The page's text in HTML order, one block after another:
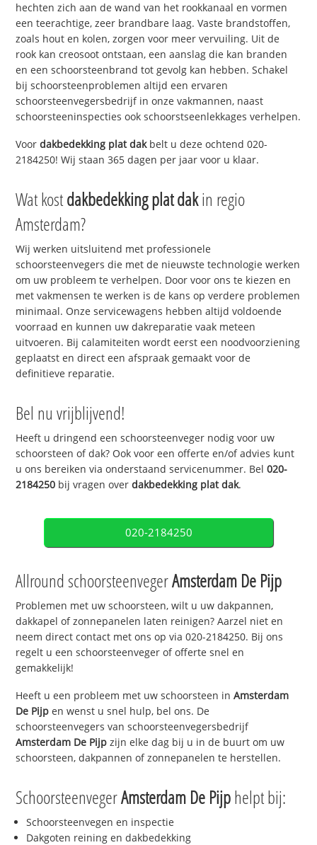
hechten zich aan de wand van het rookkanaal en vormen
een teerachtige, zeer brandbare laag. Vaste brandstoffen,
zoals hout en kolen, zorgen voor meer vervuiling. Uit de
rook kan creosoot ontstaan, een aanslag die kan branden
en een schoorsteenbrand tot gevolg kan hebben. Schakel
bij schoorsteenproblemen altijd een ervaren
schoorsteenvegersbedrijf in onze vakmannen, naast
schoorsteeninspecties ook schoorstseenlekkages verhelpen.
Voordakbedekking plat dakbelt u deze ochtend 020-
2184250! Wij staan 365 dagen per jaar voor u klaar.
Wat kostdakbedekking plat dakin regio
Amsterdam?
Wij werken uitsluitend met professionele
schoorsteenvegers die met de nieuwste technologie werken
om uw probleem te verhelpen. Door voor ons te kiezen en
met vakmensen te werken is de kans op verdere problemen
minimaal. Onze servicewagens hebben altijd voldoende
voorraad en kunnen uw dakreparatie vaak meteen
uitvoeren. Bij calamiteiten wordt eerst een noodvoorziening
geplaatst en direct een afspraak gemaakt voor de
definitieve reparatie.
Bel nu vrijblijvend!
Heeft u dringend een schoorsteenveger nodig voor uw
schoorsteen of dak? Ook voor een offerte en/of advies kunt
u ons bereiken via onderstaand servicenummer. Bel020-
2184250 bij vragen overdakbedekking plat dak.
020-2184250
Allround schoorsteenvegerAmsterdam De Pijp
Problemen met uw schoorsteen, wilt u uw dakpannen,
dakkapel of zonnepanelen laten reinigen? Aarzel niet en
neem direct contact met ons op via 020-2184250. Bij ons
regelt u een schoorsteenveger of offerte snel en
gemakkelijk!
Heeft u een probleem met uw schoorsteen inAmsterdam
De Pijp en wenst u snel hulp, bel ons. De
schoorsteenvegers van schoorsteenvegersbedrijf
Amsterdam De Pijp zijn elke dag bij u in de buurt om uw
schoorsteen, dakpannen of zonnepanelen te herstellen.
SchoorsteenvegerAmsterdam De Pijphelpt bij:
Schoorsteenvegen en inspectie
Dakgoten reining en dakbedekking